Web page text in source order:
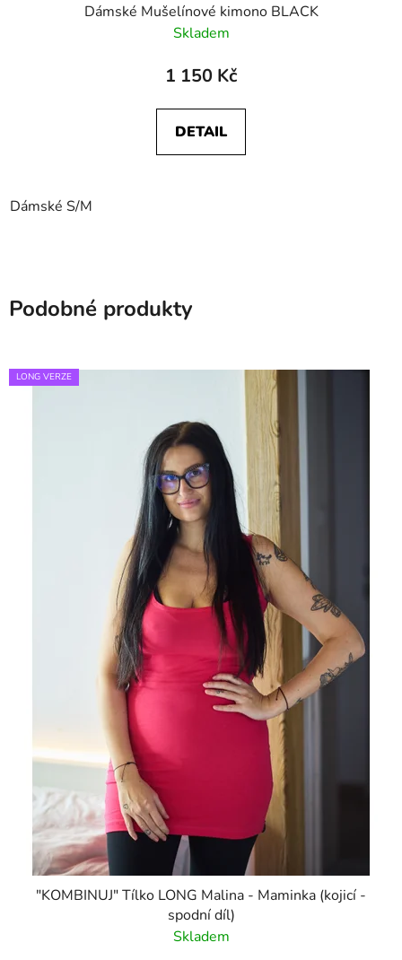
Dámské Mušelínové kimono BLACK
Skladem
1 150 Kč
DETAIL
Dámské S/M
Podobné produkty
LONG VERZE
"KOMBINUJ" Tílko LONG Malina - Maminka (kojicí -
spodní díl)
Skladem